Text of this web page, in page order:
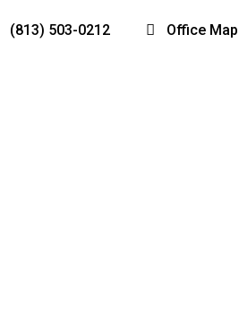
(813) 503-0212 Office Map